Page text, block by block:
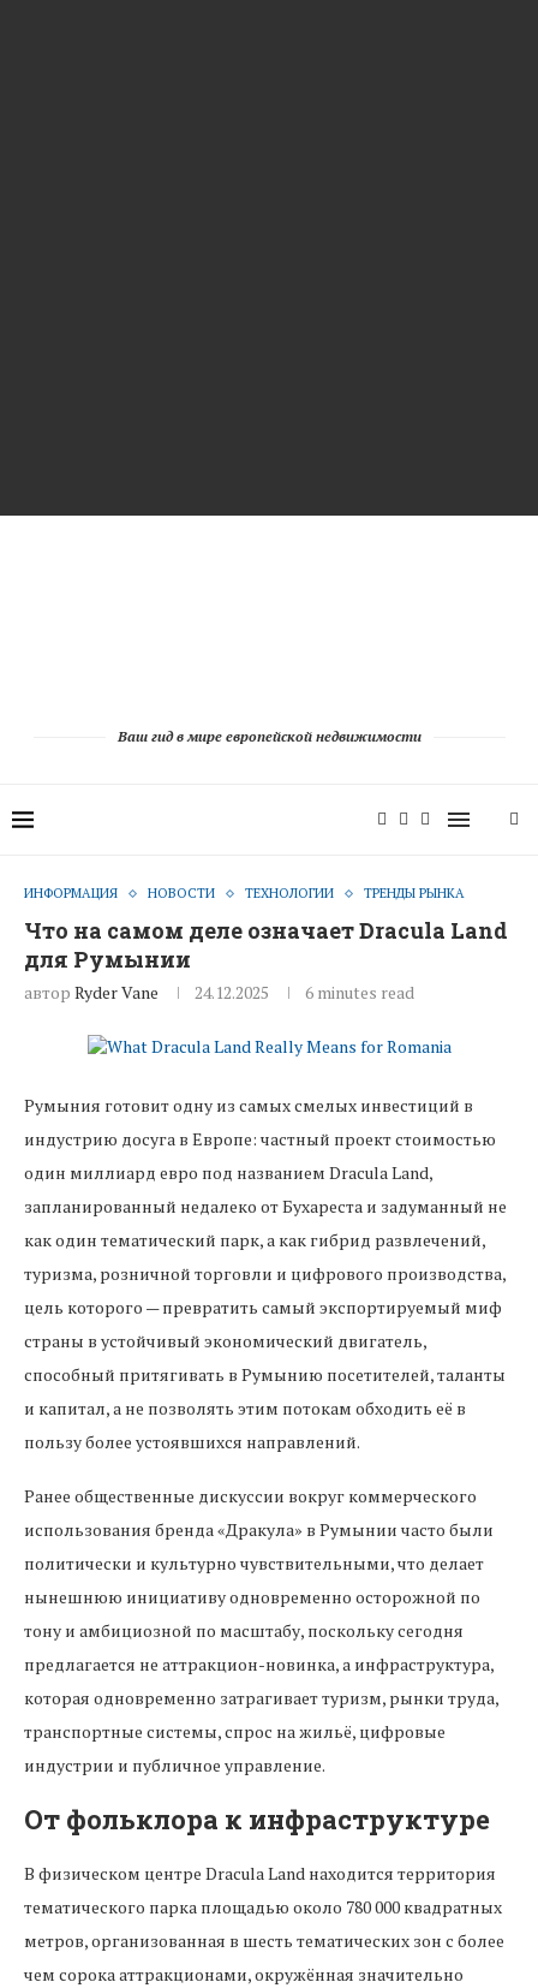
Ваш гид в мире европейской недвижимости
ИНФОРМАЦИЯ НОВОСТИ ТЕХНОЛОГИИ ТРЕНДЫ РЫНКА
Что на самом деле означает Dracula Land
для Румынии
автор Ryder Vane 24.12.2025 6 minutes read
Румыния готовит одну из самых смелых инвестиций в
индустрию досуга в Европе: частный проект стоимостью
один миллиард евро под названием Dracula Land,
запланированный недалеко от Бухареста и задуманный не
как один тематический парк, а как гибрид развлечений,
туризма, розничной торговли и цифрового производства,
цель которого — превратить самый экспортируемый миф
страны в устойчивый экономический двигатель,
способный притягивать в Румынию посетителей, таланты
и капитал, а не позволять этим потокам обходить её в
пользу более устоявшихся направлений.
Ранее общественные дискуссии вокруг коммерческого
использования бренда «Дракула» в Румынии часто были
политически и культурно чувствительными, что делает
нынешнюю инициативу одновременно осторожной по
тону и амбициозной по масштабу, поскольку сегодня
предлагается не аттракцион-новинка, а инфраструктура,
которая одновременно затрагивает туризм, рынки труда,
транспортные системы, спрос на жильё, цифровые
индустрии и публичное управление.
От фольклора к инфраструктуре
В физическом центре Dracula Land находится территория
тематического парка площадью около 780 000 квадратных
метров, организованная в шесть тематических зон с более
чем сорока аттракционами, окружённая значительно